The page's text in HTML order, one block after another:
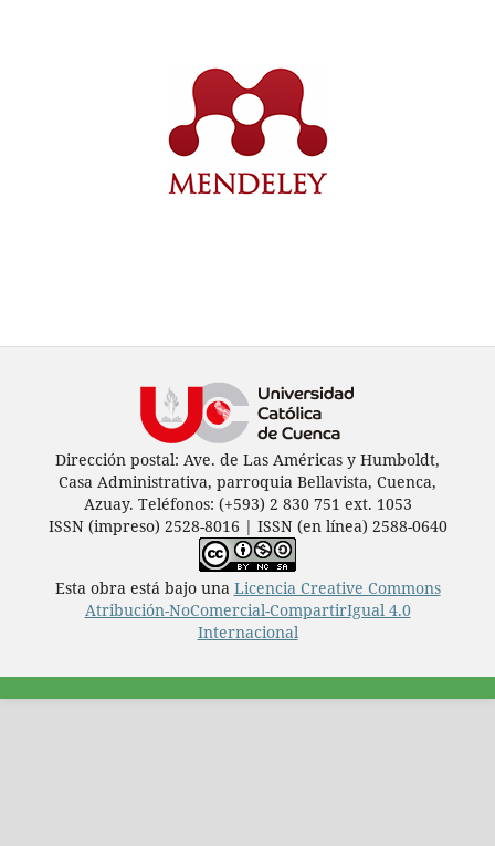
Dirección postal: Ave. de Las Américas y Humboldt,
Casa Administrativa, parroquia Bellavista, Cuenca,
Azuay. Teléfonos: (+593) 2 830 751 ext. 1053
ISSN (impreso) 2528-8016 | ISSN (en línea) 2588-0640
Esta obra está bajo una Licencia Creative Commons
Atribución-NoComercial-CompartirIgual 4.0
Internacional